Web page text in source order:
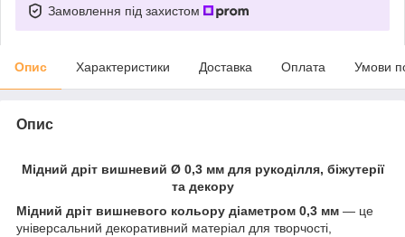
Замовлення під захистом
Опис Характеристики Доставка Оплата Умови
Опис
Мідний дріт вишневий Ø 0,3 мм для рукоділля, біжутерії
та декору
Мідний дріт вишневого кольору діаметром 0,3 мм — це
універсальний декоративний матеріал для творчості,